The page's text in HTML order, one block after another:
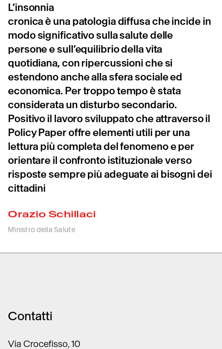
L’insonnia cronica è una patologia diffusa
che incide in modo significativo sulla salute
delle persone e sull’equilibrio della vita
quotidiana, con ripercussioni che si
estendono anche alla sfera sociale ed
economica. Per troppo tempo è stata
considerata un disturbo secondario.
Positivo il lavoro sviluppato che attraverso il
Policy Paper offre elementi utili per una
lettura più completa del fenomeno e per
orientare il confronto istituzionale verso
risposte sempre più adeguate ai bisogni dei
cittadini
Ministro della Salute
Milano